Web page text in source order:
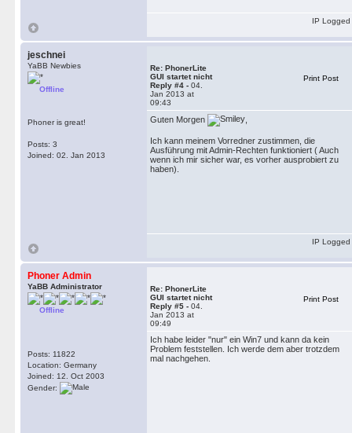
IP Logged
jeschnei
YaBB Newbies
Offline
Phoner is great!
Posts: 3
Joined: 02. Jan 2013
Re: PhonerLite
GUI startet nicht
Reply #4 - 04.
Jan 2013 at
09:43
Print Post
Guten Morgen
Ich kann meinem Vorredner zustimmen, die
Ausführung mit Admin-Rechten funktioniert ( Auch
wenn ich mir sicher war, es vorher ausprobiert zu
haben).
IP Logged
Phoner Admin
YaBB Administrator
Offline
Posts: 11822
Location: Germany
Joined: 12. Oct 2003
Gender:
Re: PhonerLite
GUI startet nicht
Reply #5 - 04.
Jan 2013 at
09:49
Print Post
Ich habe leider "nur" ein Win7 und kann da kein
Problem feststellen. Ich werde dem aber trotzdem
mal nachgehen.